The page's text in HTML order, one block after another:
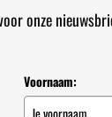
onze
Voornaam: